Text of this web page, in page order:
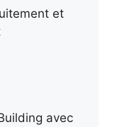
et
avec